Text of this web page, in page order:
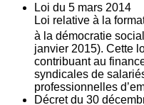
Loi du 5 mars 2014
Loi relative à la
à la démocratie
janvier 2015). Cette
contribuant au
syndicales de
professionnelles
Décret du 30